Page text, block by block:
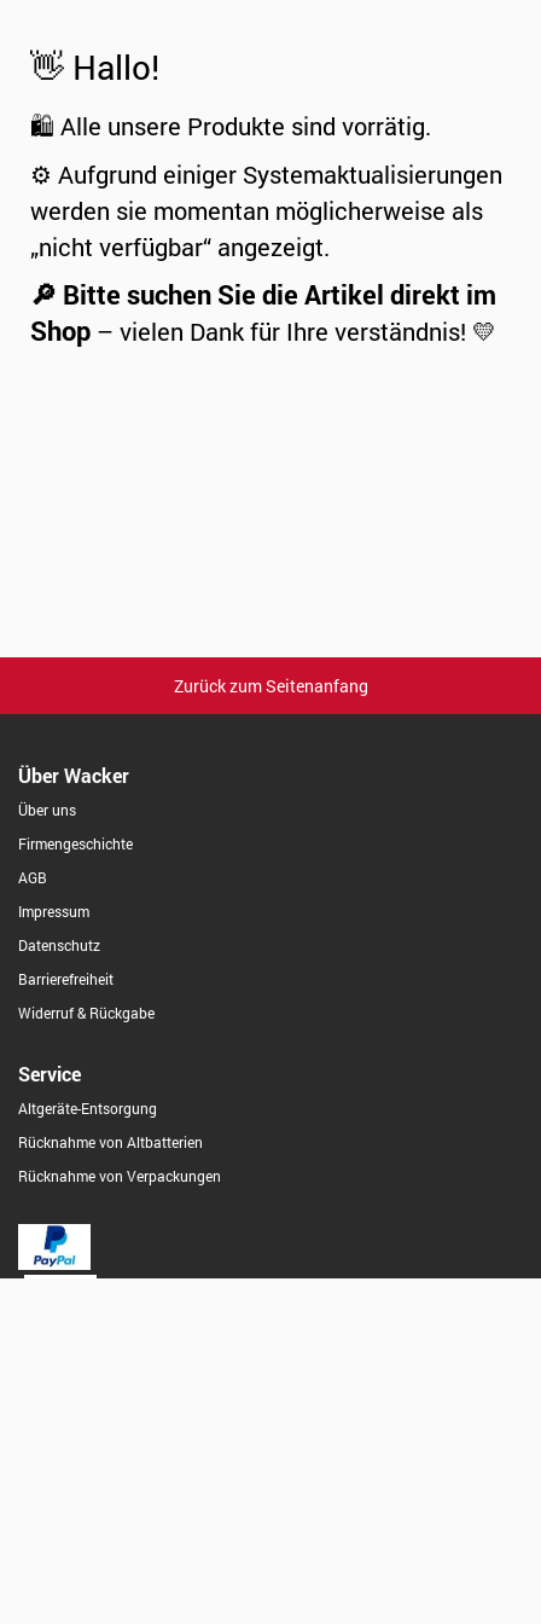
👋 Hallo!
🛍️ Alle unsere Produkte sind vorrätig.
⚙️ Aufgrund einiger Systemaktualisierungen
werden sie momentan möglicherweise als
„nicht verfügbar“ angezeigt.
🔎 Bitte suchen Sie die Artikel direkt im
Shop – vielen Dank für Ihre verständnis! 💛
Zurück zum Seitenanfang
Über Wacker
Über uns
Firmengeschichte
AGB
Impressum
Datenschutz
Barrierefreiheit
Widerruf & Rückgabe
Service
Altgeräte-Entsorgung
Rücknahme von Altbatterien
Rücknahme von Verpackungen